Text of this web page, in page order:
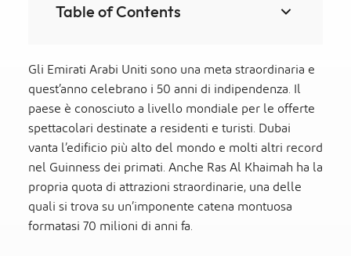
Table of Contents
Gli Emirati Arabi Uniti sono una meta straordinaria e
quest’anno celebrano i 50 anni di indipendenza. Il
paese è conosciuto a livello mondiale per le offerte
spettacolari destinate a residenti e turisti. Dubai
vanta l’edificio più alto del mondo e molti altri record
nel Guinness dei primati. Anche Ras Al Khaimah ha la
propria quota di attrazioni straordinarie, una delle
quali si trova su un’imponente catena montuosa
formatasi 70 milioni di anni fa.